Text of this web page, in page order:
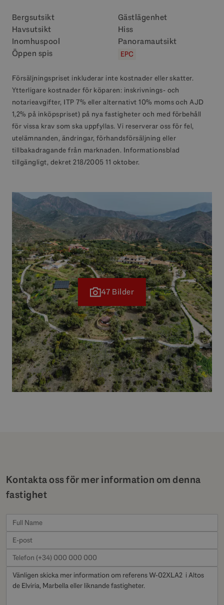
Bergsutsikt
Gästlägenhet
Havsutsikt
Hiss
Inomhuspool
Panoramautsikt
Öppen spis
EPC
Försäljningspriset inkluderar inte kostnader eller skatter.
Ytterligare kostnader för köparen: inskrivnings- och
notarieavgifter, ITP 7% eller alternativt 10% moms och AJD
1,2% på inköpspriset) på nya fastigheter och med förbehåll
för vissa krav som ska uppfyllas. Vi reserverar oss för fel,
utelämnanden, ändringar, förhandsförsäljning eller
tillbakadragande från marknaden. Informationsblad
tillgängligt, dekret 218/2005 11 oktober.
47 Bilder
Kontakta oss för mer information om denna
fastighet